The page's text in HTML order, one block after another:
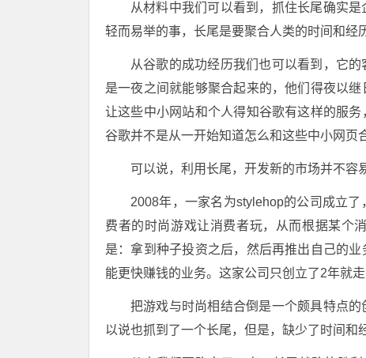
从材料中我们可以看到，抓住长尾确实
轻而易举的事，长尾是要聚合人类的时间和经
从谷歌的成功经历我们也可以看到，它
是一夜之间就能够聚合起来的，他们得夜以
让这些中小网站和个人得知谷歌有这样的服
谷歌并不是从一开始知道怎么和这些中小网页
可以说，利用长尾，开发新的市场并不容
2008年，一家名为stylehop的公司成立
费者的时尚游戏让消费者玩，从而根据某个
是：拿到种子投资之后，然后再推出自己的
能更快赚钱的业务。这家公司只创立了2年就走
把游戏与时尚相结合倒是一个颇具特点
以说也抓到了一个长尾，但是，缺少了时间和